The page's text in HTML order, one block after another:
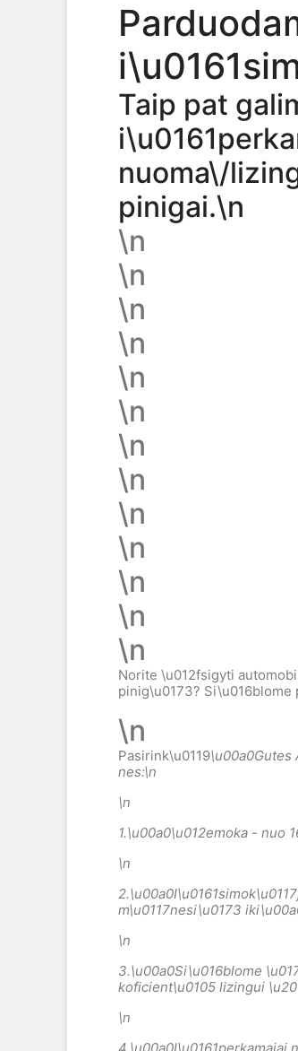
Taip pat
nuoma\/
pinigai.\n
\n
\n
\n
\n
\n
\n
\n
\n
\n
\n
\n
\n
\n
Norite \u012fsigyti
pinig\u0173? Si\u016blome
\n
Pasirink\u0119\u00a0Gutes
nes:\n
\n
1.\u00a0\u012emoka - nuo
\n
2.\u00a0
m\u0117nesi\u0173
\n
3.\u00a0Si\u016blome
koficient\u0105 lizingui
\n